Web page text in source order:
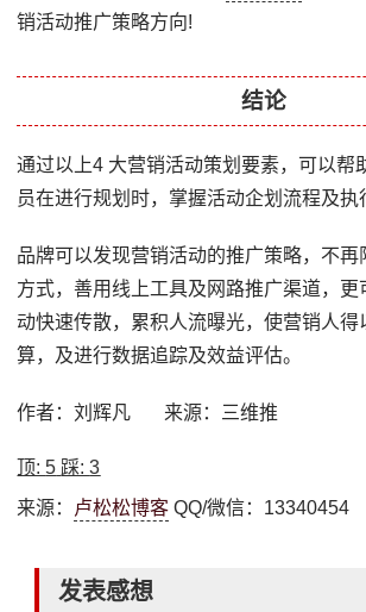
销活动推广策略方向!
结论
通过以上4 大营销活动策划要素，可以帮
员在进行规划时，掌握活动企划流程及执
品牌可以发现营销活动的推广策略，不再
方式，善用线上工具及网路推广渠道，更
动快速传散，累积人流曝光，使营销人得
算，及进行数据追踪及效益评估。
作者：刘辉凡 来源：三维推
顶:5 踩:3
来源： 卢松松博客 QQ/微信：13340454
发表感想